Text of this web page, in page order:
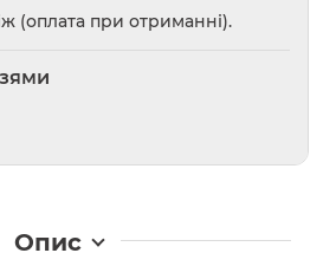
(оплата при отриманні).
Опис